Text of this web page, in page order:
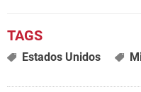
Estados Unidos